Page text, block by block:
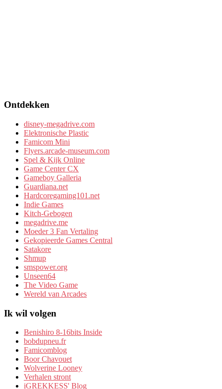
Ontdekken
disney-megadrive.com
Elektronische Plastic
Famicom Mini
Flyers.arcade-museum.com
Spel & Kijk Online
Game Center CX
Gameboy Galleria
Guardiana.net
Hardcoregaming101.net
Indie Games
Kitch-Gebogen
megadrive.me
Moeder 3 Fan Vertaling
Gekopieerde Games Central
Satakore
Shmup
smspower.org
Unseen64
The Video Game
Wereld van Arcades
Ik wil volgen
Benishiro 8-16bits Inside
bobdupneu.fr
Famicomblog
Boor Chavouet
Wolverine Looney
Verhalen stront
iGREKKESS' Blog